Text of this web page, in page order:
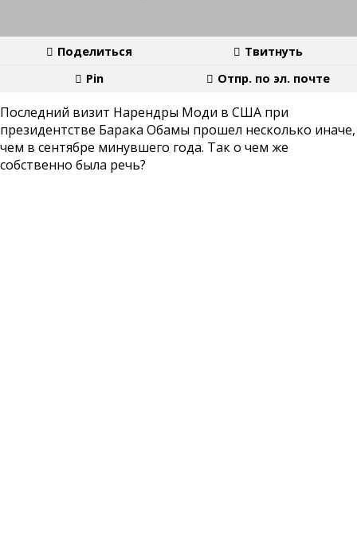
Поделиться
Твитнуть
Pin
Отпр. по эл. почте
Последний визит Нарендры Моди в США при
президентстве Барака Обамы прошел несколько иначе,
чем в сентябре минувшего года. Так о чем же
собственно была речь?